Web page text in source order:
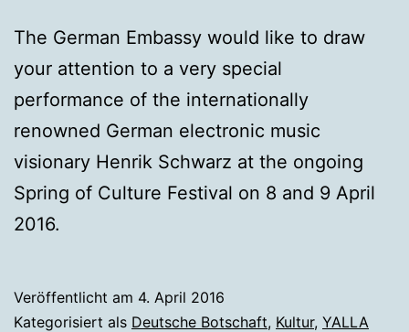
The German Embassy would like to draw
your attention to a very special
performance of the internationally
renowned German electronic music
visionary Henrik Schwarz at the ongoing
Spring of Culture Festival on 8 and 9 April
2016.
Veröffentlicht am 4. April 2016
Kategorisiert als Deutsche Botschaft, Kultur, YALLA